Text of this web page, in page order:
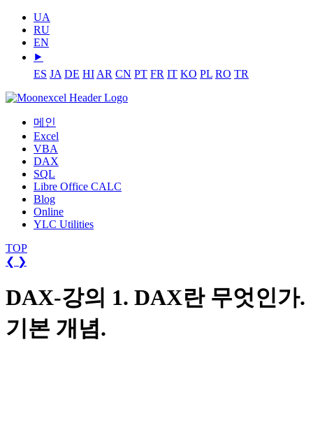
UA
RU
EN
⯈
ES JA DE HI AR CN PT FR IT KO PL RO TR
메인
Excel
VBA
DAX
SQL
Libre Office CALC
Blog
Online
YLC Utilities
TOP
❮ ❯
DAX-강의 1. DAX란 무엇인가.
기본 개념.